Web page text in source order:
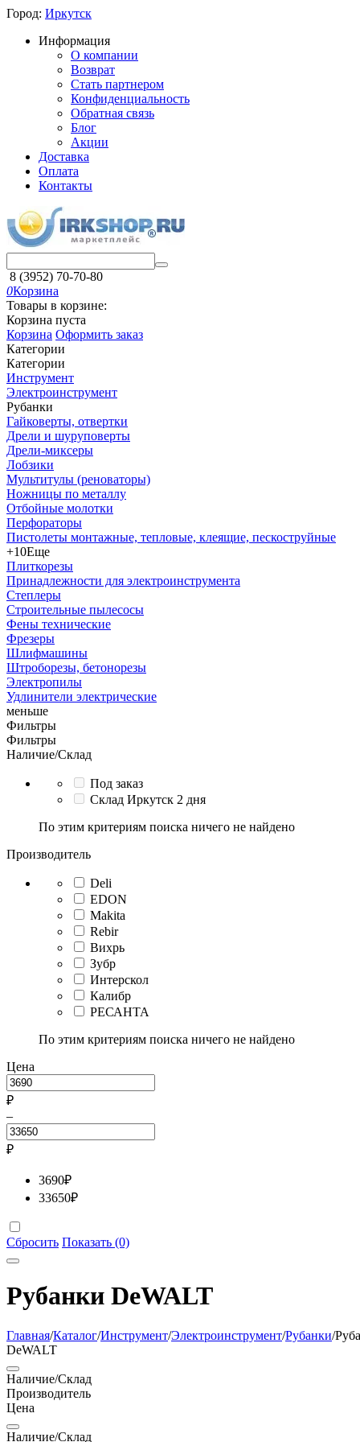
Город: Иркутск
Информация
О компании
Возврат
Стать партнером
Конфиденциальность
Обратная связь
Блог
Акции
Доставка
Оплата
Контакты
8 (3952) 70-70-80
0Корзина
Товары в корзине:
Корзина пуста
Корзина Оформить заказ
Категории
Категории
Инструмент
Электроинструмент
Рубанки
Гайковерты, отвертки
Дрели и шуруповерты
Дрели-миксеры
Лобзики
Мультитулы (реноваторы)
Ножницы по металлу
Отбойные молотки
Перфораторы
Пистолеты монтажные, тепловые, клеящие, пескоструйные
+10Еще
Плиткорезы
Принадлежности для электроинструмента
Степлеры
Строительные пылесосы
Фены технические
Фрезеры
Шлифмашины
Штроборезы, бетонорезы
Электропилы
Удлинители электрические
меньше
Фильтры
Фильтры
Наличие/Склад
Под заказ
Склад Иркутск 2 дня
По этим критериям поиска ничего не найдено
Производитель
Deli
EDON
Makita
Rebir
Вихрь
Зубр
Интерскол
Калибр
РЕСАНТА
По этим критериям поиска ничего не найдено
Цена
₽
–
₽
3690₽
33650₽
Сбросить Показать (0)
Рубанки DeWALT
Главная/Каталог/Инструмент/Электроинструмент/Рубанки/
DeWALT
Наличие/Склад
Производитель
Цена
Наличие/Склад